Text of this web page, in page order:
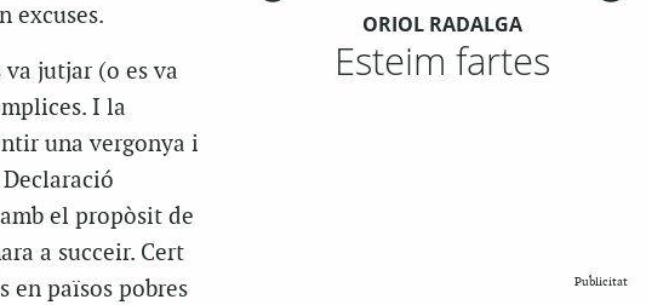
excuses.
va jutjar (o es va
I la
una vergonya i
el propòsit de
a succeir. Cert
en països pobres
ORIOL RADALGA
Esteim fartes
Publicitat